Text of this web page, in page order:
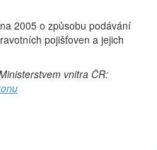
2005 o způsobu podávání
pojišťoven a jejich
vnitra ČR: